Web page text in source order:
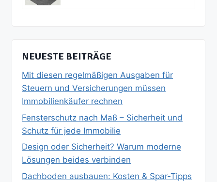
NEUESTE BEITRÄGE
Mit diesen regelmäßigen Ausgaben für
Steuern und Versicherungen müssen
Immobilienkäufer rechnen
Fensterschutz nach Maß – Sicherheit und
Schutz für jede Immobilie
Design oder Sicherheit? Warum moderne
Lösungen beides verbinden
Dachboden ausbauen: Kosten & Spar‑Tipps